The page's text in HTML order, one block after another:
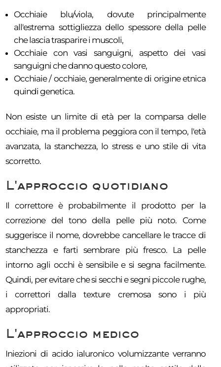
Occhiaie blu/viola, dovute principalmente
all'estrema sottigliezza dello spessore della pelle
che lascia trasparire i muscoli,
Occhiaie con vasi sanguigni, aspetto dei vasi
sanguigni che danno questo colore,
Occhiaie / occhiaie, generalmente di origine etnica
quindi genetica.
Non esiste un limite di età per la comparsa delle
occhiaie, ma il problema peggiora con il tempo, l'età
avanzata, la stanchezza, lo stress e uno stile di vita
scorretto.
L'approccio quotidiano
Il correttore è probabilmente il prodotto per la
correzione del tono della pelle più noto. Come
suggerisce il nome, dovrebbe cancellare le tracce di
stanchezza e farti sembrare più fresco. La pelle
intorno agli occhi è sensibile e si segna facilmente.
Quindi, per evitare che si secchi e segni piccole rughe,
i correttori dalla texture cremosa sono i più
appropriati.
L'approccio medico
Iniezioni di acido ialuronico volumizzante verranno